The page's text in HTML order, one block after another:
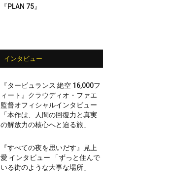
『PLAN 75』
インタビュー
『タービュランス 絶空 16,000フ
ィート』クラウディオ・ファエ
監督オフィシャルインタビュー
「本作は、人間の回復力と真実
の解放力の核心へと迫る旅」
『すべての夜を思いだす』見上
愛 インタビュー 「ずっと住んで
いる街のような大事な場所」